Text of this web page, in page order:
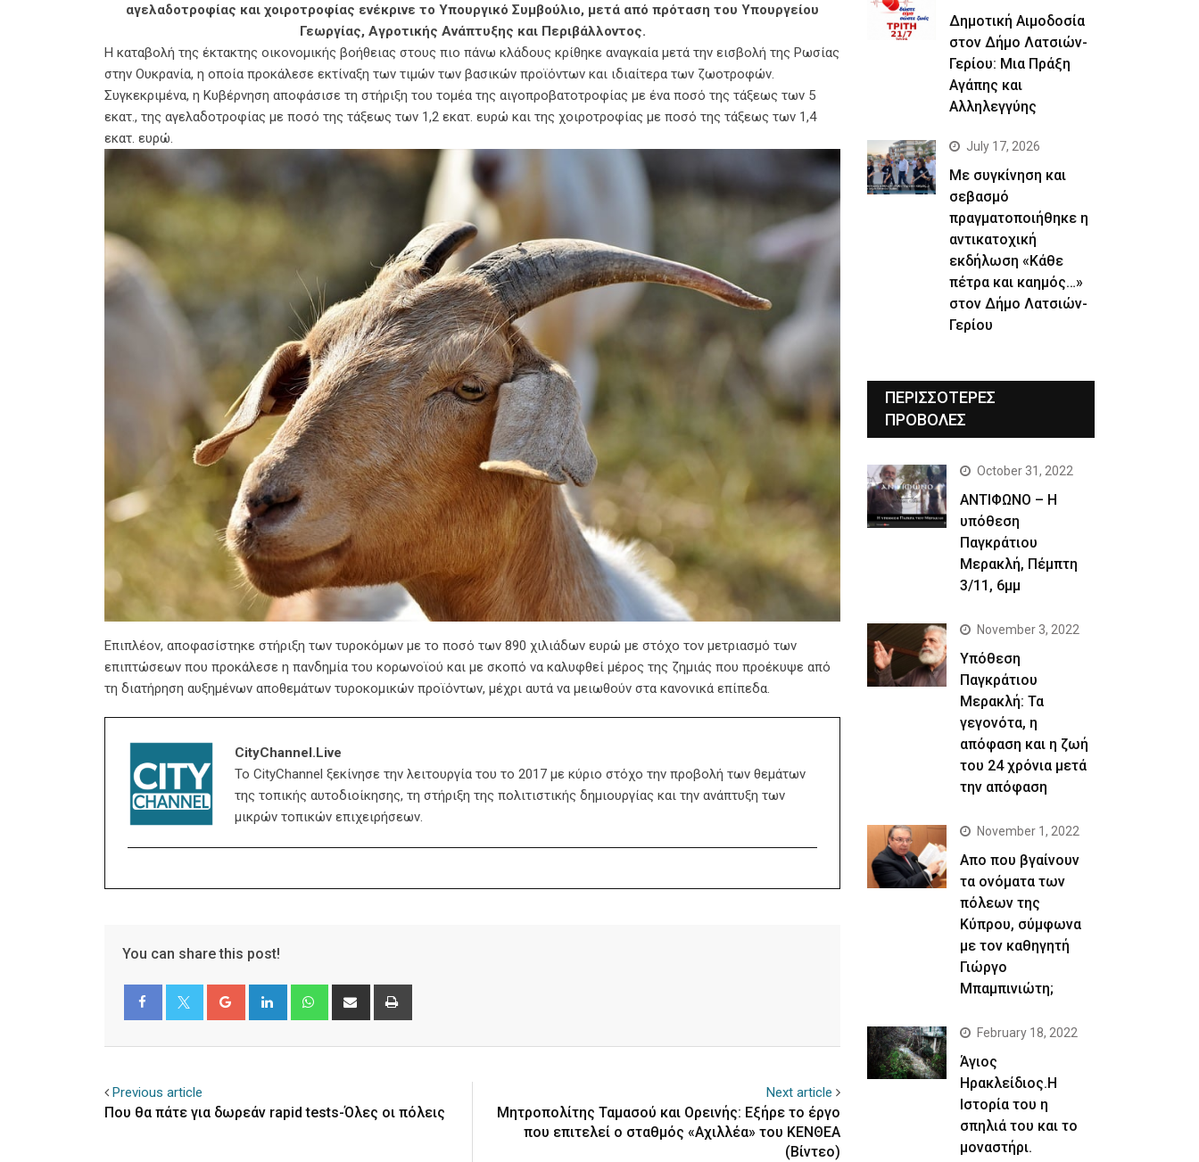
αγελαδοτροφίας και χοιροτροφίας ενέκρινε το Υπουργικό Συμβούλιο, μετά από πρόταση του Υπουργείου
Γεωργίας, Αγροτικής Ανάπτυξης και Περιβάλλοντος.
Η καταβολή της έκτακτης οικονομικής βοήθειας στους πιο πάνω κλάδους κρίθηκε αναγκαία μετά την εισβολή της Ρωσίας
στην Ουκρανία, η οποία προκάλεσε εκτίναξη των τιμών των βασικών προϊόντων και ιδιαίτερα των ζωοτροφών.
Συγκεκριμένα, η Κυβέρνηση αποφάσισε τη στήριξη του τομέα της αιγοπροβατοτροφίας με ένα ποσό της τάξεως των 5
εκατ., της αγελαδοτροφίας με ποσό της τάξεως των 1,2 εκατ. ευρώ και της χοιροτροφίας με ποσό της τάξεως των 1,4
εκατ. ευρώ.
Επιπλέον, αποφασίστηκε στήριξη των τυροκόμων με το ποσό των 890 χιλιάδων ευρώ με στόχο τον μετριασμό των
επιπτώσεων που προκάλεσε η πανδημία του κορωνοϊού και με σκοπό να καλυφθεί μέρος της ζημιάς που προέκυψε από
τη διατήρηση αυξημένων αποθεμάτων τυροκομικών προϊόντων, μέχρι αυτά να μειωθούν στα κανονικά επίπεδα.
CityChannel.live
Το CityChannel ξεκίνησε την λειτουργία του το 2017 με κύριο στόχο την προβολή των θεμάτων
της τοπικής αυτοδιοίκησης, τη στήριξη της πολιτιστικής δημιουργίας και την ανάπτυξη των
μικρών τοπικών επιχειρήσεων.
You can share this post!
Google+ LinkedIn WhatsappShare
Previous article
Που θα πάτε για δωρεάν rapid tests-Όλες οι πόλεις
Next article
Μητροπολίτης Ταμασού και Ορεινής: Εξήρε το έργο
που επιτελεί ο σταθμός «Αχιλλέα» του ΚΕΝΘΕΑ
(Βίντεο)
Δημοτική Αιμοδοσία
στον Δήμο Λατσιών-
Γερίου: Μια Πράξη
Αγάπης και
Αλληλεγγύης
July 17, 2026
Με συγκίνηση και
σεβασμό
πραγματοποιήθηκε η
αντικατοχική
εκδήλωση «Κάθε
πέτρα και καημός…»
στον Δήμο Λατσιών-
Γερίου
ΠΕΡΙΣΣΟΤΕΡΕΣ
ΠΡΟΒΟΛΕΣ
October 31, 2022
ΑΝΤΙΦΩΝΟ – Η
υπόθεση
Παγκράτιου
Μερακλή, Πέμπτη
3/11, 6μμ
November 3, 2022
Yπόθεση
Παγκράτιου
Μερακλή: Τα
γεγονότα, η
απόφαση και η ζωή
του 24 χρόνια μετά
την απόφαση
November 1, 2022
Απο που βγαίνουν
τα ονόματα των
πόλεων της
Κύπρου, σύμφωνα
με τον καθηγητή
Γιώργο
Μπαμπινιώτη;
February 18, 2022
Άγιος
Ηρακλείδιος.Η
Ιστορία του η
σπηλιά του και το
μοναστήρι.